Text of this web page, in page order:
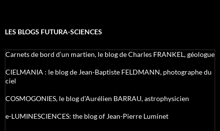
LES BLOGS FUTURA-SCIENCES
Carnets de bord d’un martien, le blog de Charles FRANKEL, géologue
CIELMANIA : le blog de Jean-Baptiste FELDMANN, photographe du
ciel
COSMOGONIES, le blog d'Aurélien BARRAU, astrophysicien
e-LUMINESCIENCES: the blog of Jean-Pierre Luminet